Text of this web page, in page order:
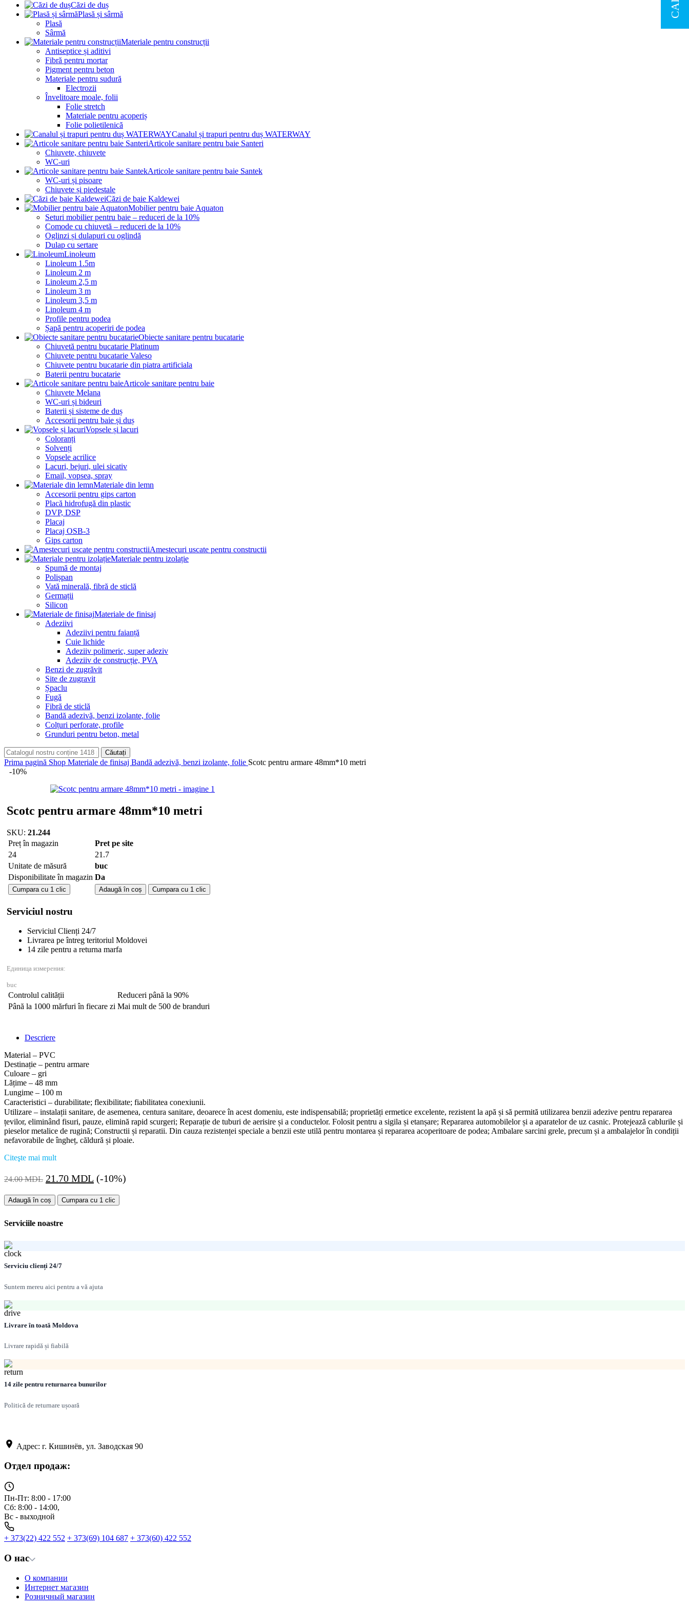
Căzi de duș
Plasă și sârmă
Plasă
Sârmă
Materiale pentru construcții
Antiseptice și aditivi
Fibră pentru mortar
Pigment pentru beton
Materiale pentru sudură
Electrozii
Învelitoare moale, folii
Folie stretch
Materiale pentru acoperiș
Folie polietilenică
Canalul și trapuri pentru duș WATERWAY
Articole sanitare pentru baie Santeri
Chiuvete, chiuvete
WC-uri
Articole sanitare pentru baie Santek
WC-uri și pisoare
Chiuvete și piedestale
Căzi de baie Kaldewei
Mobilier pentru baie Aquaton
Seturi mobilier pentru baie – reduceri de la 10%
Comode cu chiuvetă – reduceri de la 10%
Oglinzi și dulapuri cu oglindă
Dulap cu sertare
Linoleum
Linoleum 1.5m
Linoleum 2 m
Linoleum 2,5 m
Linoleum 3 m
Linoleum 3,5 m
Linoleum 4 m
Profile pentru podea
Șapă pentru acoperiri de podea
Obiecte sanitare pentru bucatarie
Chiuvetă pentru bucatarie Platinum
Chiuvete pentru bucatarie Valeso
Chiuvete pentru bucatarie din piatra artificiala
Baterii pentru bucatarie
Articole sanitare pentru baie
Chiuvete Melana
WC-uri și bideuri
Baterii și sisteme de duș
Accesorii pentru baie și duș
Vopsele și lacuri
Coloranți
Solvenți
Vopsele acrilice
Lacuri, bejuri, ulei sicativ
Email, vopsea, spray
Materiale din lemn
Accesorii pentru gips carton
Placă hidrofugă din plastic
DVP, DSP
Placaj
Placaj OSB-3
Gips carton
Amestecuri uscate pentru constructii
Materiale pentru izolație
Spumă de montaj
Polișpan
Vată minerală, fibră de sticlă
Germații
Silicon
Materiale de finisaj
Adeziivi
Adeziivi pentru faianță
Cuie lichide
Adeziiv polimeric, super adeziv
Adeziiv de construcție, PVA
Benzi de zugrăvit
Site de zugravit
Șpaclu
Fugă
Fibră de sticlă
Bandă adezivă, benzi izolante, folie
Colțuri perforate, profile
Grunduri pentru beton, metal
Căutați
Prima pagină Shop Materiale de finisaj Bandă adezivă, benzi izolante, folie Scotc pentru armare 48mm*10 metri
-10%
Scotc pentru armare 48mm*10 metri
SKU: 21.244
Preț în magazin
Pret pe site
24
21.7
Unitate de măsură
buc
Disponibilitate în magazin Da
Cumpara cu 1 clic
Cantitate
Scotc
metri
Adaugă în coș Cumpara cu 1 clic
Serviciul nostru
Serviciul Clienți 24/7
Livrarea pe întreg teritoriul Moldovei
14 zile pentru a returna marfa
Единица измерения:
buc
Controlul calității
Reduceri până la 90%
Până la 1000 mărfuri în fiecare zi Mai mult de 500 de branduri
Descriere
Material – PVC
Destinație – pentru armare
Culoare – gri
Lățime – 48 mm
Lungime – 100 m
Caracteristici – durabilitate; flexibilitate; fiabilitatea conexiunii.
Utilizare – instalații sanitare, de asemenea, centura sanitare, deoarece în acest domeniu, este indispensabilă; proprietăți ermetice excelente, rezistent la apă și să permită utilizarea benzii adezive pentru repararea
țevilor, eliminând fisuri, pauze, elimină rapid scurgeri; Reparație de tuburi de aerisire și a conductelor. Folosit pentru a sigila și etanșare; Repararea automobilelor și a aparatelor de uz casnic. Protejează cablurile și
pieselor metalice de rugină; Constructii și reparatii. Din cauza rezistenței speciale a benzii este utilă pentru montarea și repararea acoperitoare de podea; Ambalare sarcini grele, precum și a ambalajelor în condiții
nefavorabile de îngheț, căldură și ploaie.
Citeşte mai mult
24.00MDL Prețul
a
24.00 MDL.
21.70 MDL Prețul
este:
(-10%)
Cantitate
Scotc
armare
metri
Adaugă în coș Cumpara cu 1 clic
Serviciile noastre
Serviciu clienți 24/7
Suntem mereu aici pentru a vă ajuta
Livrare în toată Moldova
Livrare rapidă și fiabilă
14 zile pentru returnarea bunurilor
Politică de returnare ușoară
Адрес: г. Кишинёв, ул. Заводская 90
Отдел продаж:
Пн-Пт: 8:00 - 17:00
Сб: 8:00 - 14:00,
Вс - выходной
+ 373(22) 422 552 + 373(69) 104 687 + 373(60) 422 552
О нас
О компании
Интернет магазин
Розничный магазин